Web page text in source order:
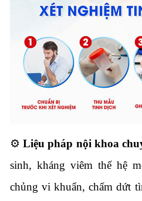
⚙️Liệu pháp nội khoa
sinh, kháng viêm thế hệ
chủng vi khuẩn, chấm dứt